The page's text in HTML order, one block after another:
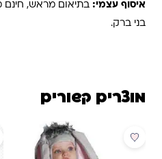
איסוף עצמי:
בני ברק.
מוצרים קשורים
מבצע